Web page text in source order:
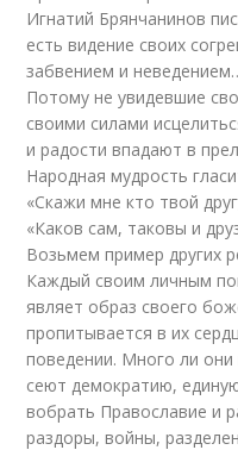
Игнатий Брянчанинов
есть видение своих
забвением и
Потому не увидевшие
своими силами
и радости впадают в
Народная мудрость
«Скажи мне кто твой
«Каков сам, таковы и
Возьмем пример других
Каждый своим личным
являет образ своего
пропитывается в их
поведении. Много ли
сеют демократию,
вобрать Православие и
раздоры, войны,